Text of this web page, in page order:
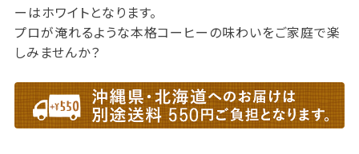
ーはホワイトとなります。
プロが淹れるような本格コーヒーの味わいをご家庭で楽
しみませんか？